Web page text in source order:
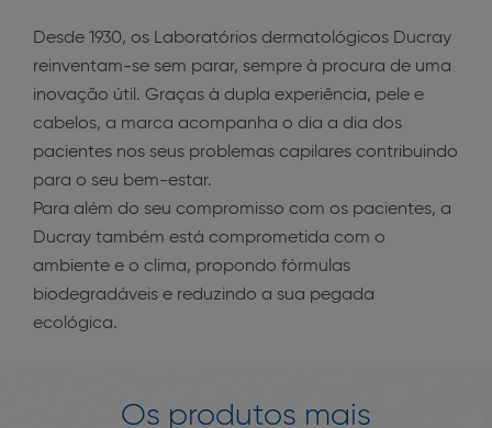
Desde 1930, os Laboratórios dermatológicos Ducray
reinventam-se sem parar, sempre à procura de uma
inovação útil. Graças à dupla experiência, pele e
cabelos, a marca acompanha o dia a dia dos
pacientes nos seus problemas capilares contribuindo
para o seu bem-estar.
Para além do seu compromisso com os pacientes, a
Ducray também está comprometida com o
ambiente e o clima, propondo fórmulas
biodegradáveis e reduzindo a sua pegada
ecológica.
Os produtos mais